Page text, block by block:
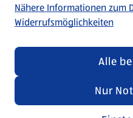
Datenschutz- und
Impressum
Nähere Informationen zum
Widerrufsmöglichkeiten
Nur
Alle